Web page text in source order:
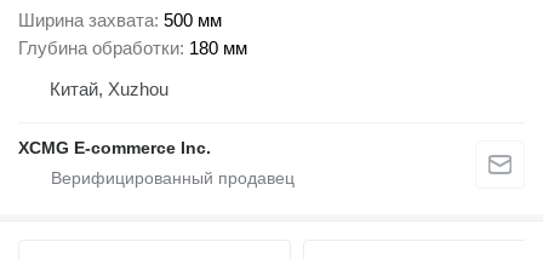
Ширина захвата 500 мм
Глубина обработки 180 мм
Китай, Xuzhou
XCMG E-commerce Inc.